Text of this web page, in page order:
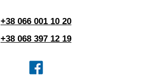
+38 066 001 10 20
+38 068 397 12 19